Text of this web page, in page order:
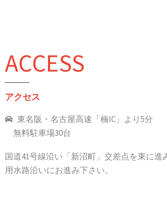
ACCESS
アクセス
東名阪・名古屋高速「楠IC」より5分
無料駐車場30台
国道41号線沿い「新沼町」交差点を東に進
用水路沿いにお進み下さい。